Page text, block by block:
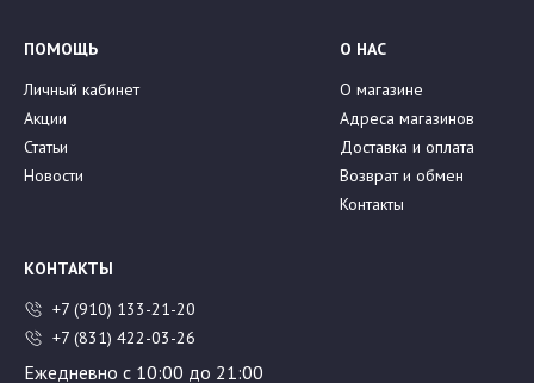
ПОМОЩЬ
Личный кабинет
Акции
Статьи
Новости
О НАС
О магазине
Адреса магазинов
Доставка и оплата
Возврат и обмен
Контакты
КОНТАКТЫ
+7 (910) 133-21-20
+7 (831) 422-03-26
Ежедневно с 10:00 до 21:00